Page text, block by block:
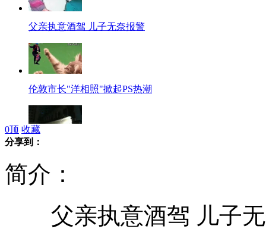
父亲执意酒驾 儿子无奈报警
伦敦市长"洋相照"掀起PS热潮
海南突降暴雨 女孩被冲进下水道
0顶 收藏
分享到：
简介：
父亲执意酒驾 儿子无